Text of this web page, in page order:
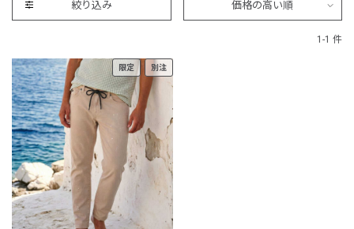
絞り込み 価格の高い順
1-1 件
限定 別注